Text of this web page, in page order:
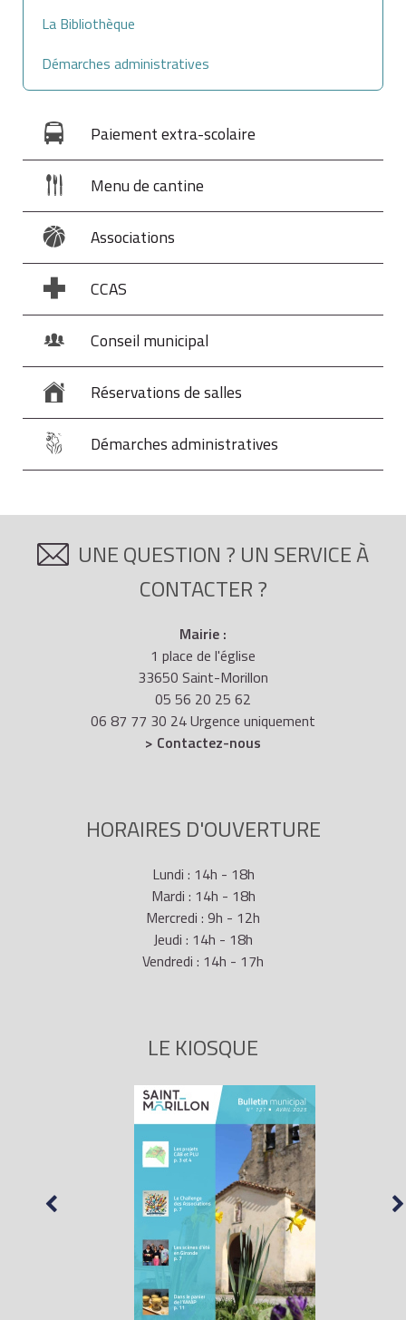
La Bibliothèque
Démarches administratives
Paiement extra-scolaire
Menu de cantine
Associations
CCAS
Conseil municipal
Réservations de salles
Démarches administratives
UNE QUESTION ? UN SERVICE À
CONTACTER ?
Mairie :
1 place de l'église
33650 Saint-Morillon
05 56 20 25 62
06 87 77 30 24 Urgence uniquement
> Contactez-nous
HORAIRES D'OUVERTURE
Lundi : 14h - 18h
Mardi : 14h - 18h
Mercredi : 9h - 12h
Jeudi : 14h - 18h
Vendredi : 14h - 17h
LE KIOSQUE